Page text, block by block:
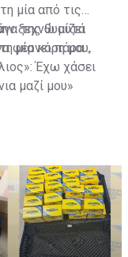
μία από τις
ξεχνώ αυτά
μία κόρη μου,
της θυμίζει
φέρνει πάρα
Έχω χάσει
μαζί μου»